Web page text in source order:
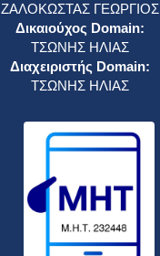
ΖΑΛΟΚΩΣΤΑΣ ΓΕΩΡΓΙΟΣ
Δικαιούχος Domain:
ΤΣΩΝΗΣ ΗΛΙΑΣ
Διαχειριστής Domain:
ΤΣΩΝΗΣ ΗΛΙΑΣ